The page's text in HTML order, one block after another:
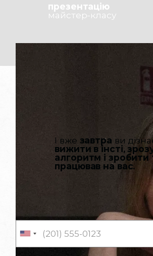
презентацію
майстер-класу
І вже завтра ви
вижити в інсті,
алгоритм і зробити
працював на вас.